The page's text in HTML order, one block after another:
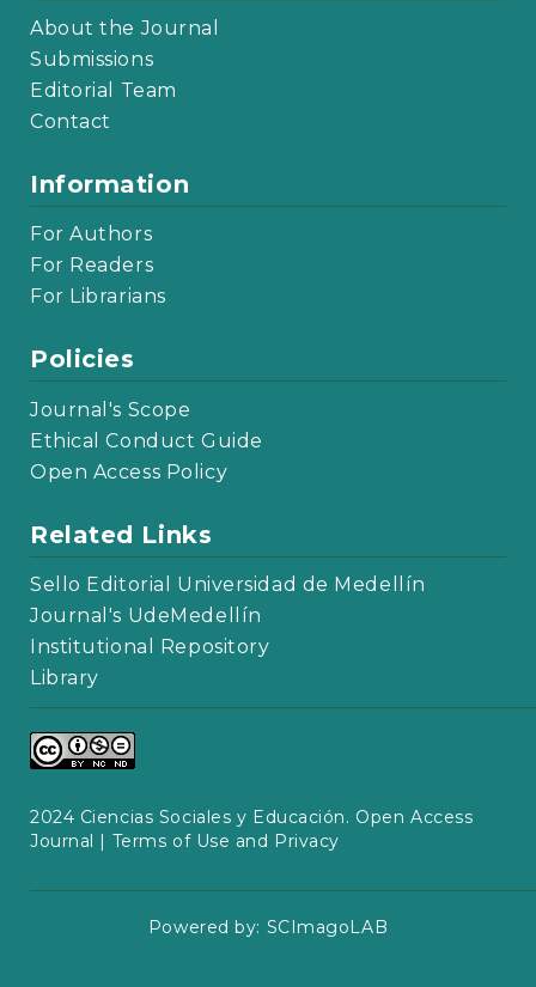
About the Journal
Submissions
Editorial Team
Contact
Information
For Authors
For Readers
For Librarians
Policies
Journal's Scope
Ethical Conduct Guide
Open Access Policy
Related Links
Sello Editorial Universidad de Medellín
Journal's UdeMedellín
Institutional Repository
Library
2024 Ciencias Sociales y Educación. Open Access
Journal | Terms of Use and Privacy
Powered by: SCImagoLAB